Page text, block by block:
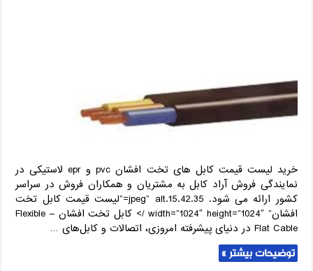
لاستیکی
EPR
خرید لیست قیمت کابل های تخت افشان pvc و epr لاستیکی در
نمایندگی فروش آراد کابل به مشتریان و همکاران فروش در سراسر
کشور ارائه می شود. 15.42.35.jpeg” alt=”لیست قیمت کابل تخت
افشان” width=”1024″ height=”1024″ /> کابل تخت افشان – Flexible
Flat Cable در دنیای پیشرفته امروزی، اتصالات و کابل‌های …
توضیحات بیشتر »